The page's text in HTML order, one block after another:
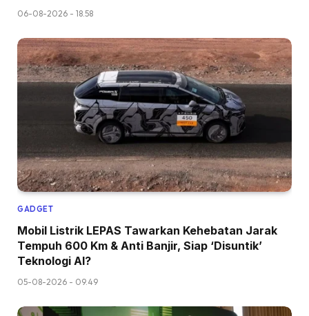
06-08-2026 - 18.58
GADGET
Mobil Listrik LEPAS Tawarkan Kehebatan Jarak
Tempuh 600 Km & Anti Banjir, Siap ‘Disuntik’
Teknologi AI?
05-08-2026 - 09.49